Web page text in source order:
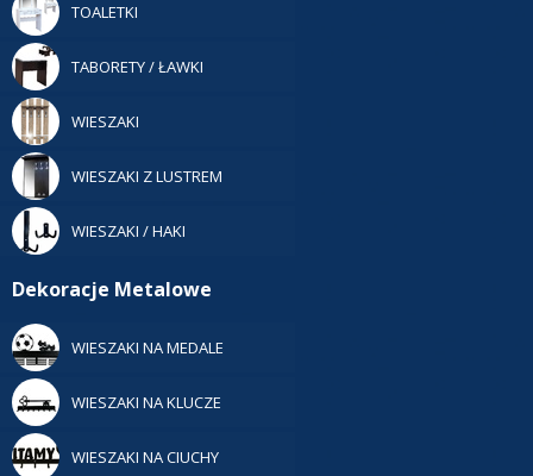
TOALETKI
TABORETY / ŁAWKI
WIESZAKI
WIESZAKI Z LUSTREM
WIESZAKI / HAKI
Dekoracje Metalowe
WIESZAKI NA MEDALE
WIESZAKI NA KLUCZE
WIESZAKI NA CIUCHY